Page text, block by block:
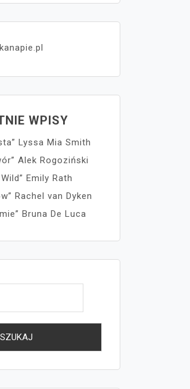
WPISY
Lyssa Mia Smith
Alek Rogoziński
Emily Rath
Rachel van Dyken
Bruna De Luca